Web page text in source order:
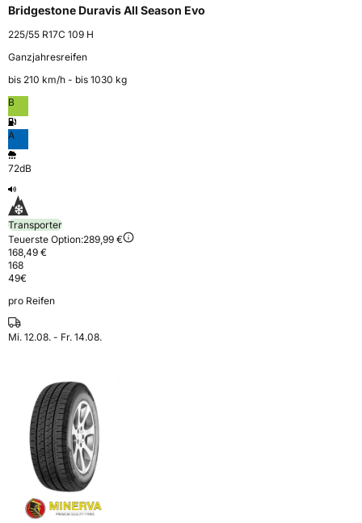
Bridgestone Duravis All Season Evo
225/55 R17C 109 H
Ganzjahresreifen
bis 210 km⁠/⁠h - bis 1030 kg
B
A
72dB
Transporter
Teuerste Option:289,99 €
168,49 €
168
49€
pro Reifen
Mi. 12.08. - Fr. 14.08.